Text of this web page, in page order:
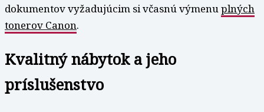
dokumentov vyžadujúcim si včasnú výmenuplných
tonerov Canon.
Kvalitný nábytok a jeho
príslušenstvo